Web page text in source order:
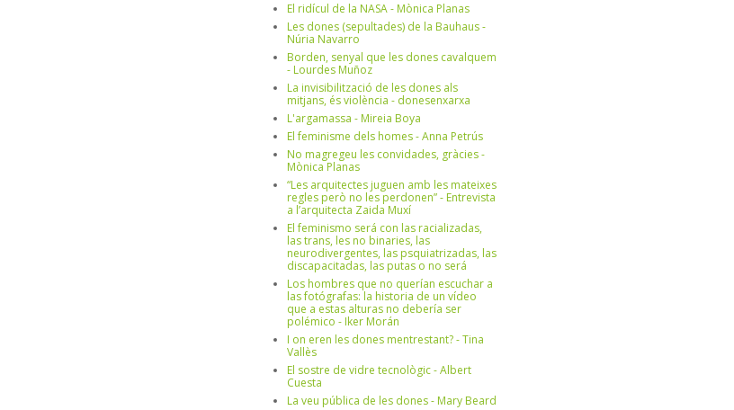
El ridícul de la NASA - Mònica Planas
Les dones (sepultades) de la Bauhaus -
Núria Navarro
Borden, senyal que les dones cavalquem
- Lourdes Muñoz
La invisibilització de les dones als
mitjans, és violència - donesenxarxa
L'argamassa - Mireia Boya
El feminisme dels homes - Anna Petrús
No magregeu les convidades, gràcies -
Mònica Planas
“Les arquitectes juguen amb les mateixes
regles però no les perdonen” - Entrevista
a l’arquitecta Zaida Muxí
El feminismo será con las racializadas,
las trans, les no binaries, las
neurodivergentes, las psquiatrizadas, las
discapacitadas, las putas o no será
Los hombres que no querían escuchar a
las fotógrafas: la historia de un vídeo
que a estas alturas no debería ser
polémico - Iker Morán
I on eren les dones mentrestant? - Tina
Vallès
El sostre de vidre tecnològic - Albert
Cuesta
La veu pública de les dones - Mary Beard